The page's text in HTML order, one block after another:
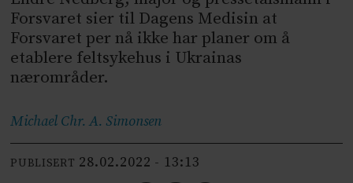
Forsvaret sier til Dagens Medisin at
Forsvaret per nå ikke har planer om å
etablere feltsykehus i Ukrainas
nærområder.
Michael Chr. A. Simonsen
PUBLISERT 28.02.2022 - 13:13